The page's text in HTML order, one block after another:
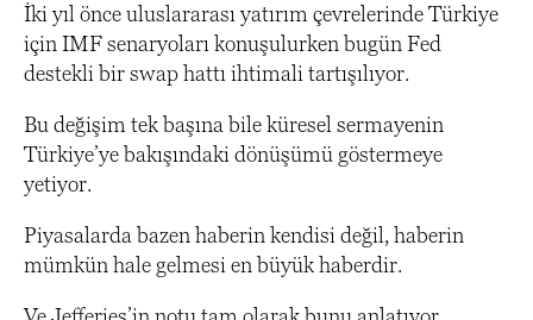
İki yıl önce uluslararası yatırım çevrelerinde Türkiye
için IMF senaryoları konuşulurken bugün Fed
destekli bir swap hattı ihtimali tartışılıyor.
Bu değişim tek başına bile küresel sermayenin
Türkiye’ye bakışındaki dönüşümü göstermeye
yetiyor.
Piyasalarda bazen haberin kendisi değil, haberin
mümkün hale gelmesi en büyük haberdir.